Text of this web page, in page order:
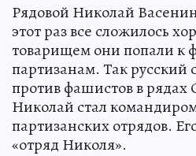
Рядовой Николай
этот раз все сложилось
товарищем они попали к
партизанам. Так русский
против фашистов в рядах
Николай стал
партизанских отрядов.
«отряд Николя».